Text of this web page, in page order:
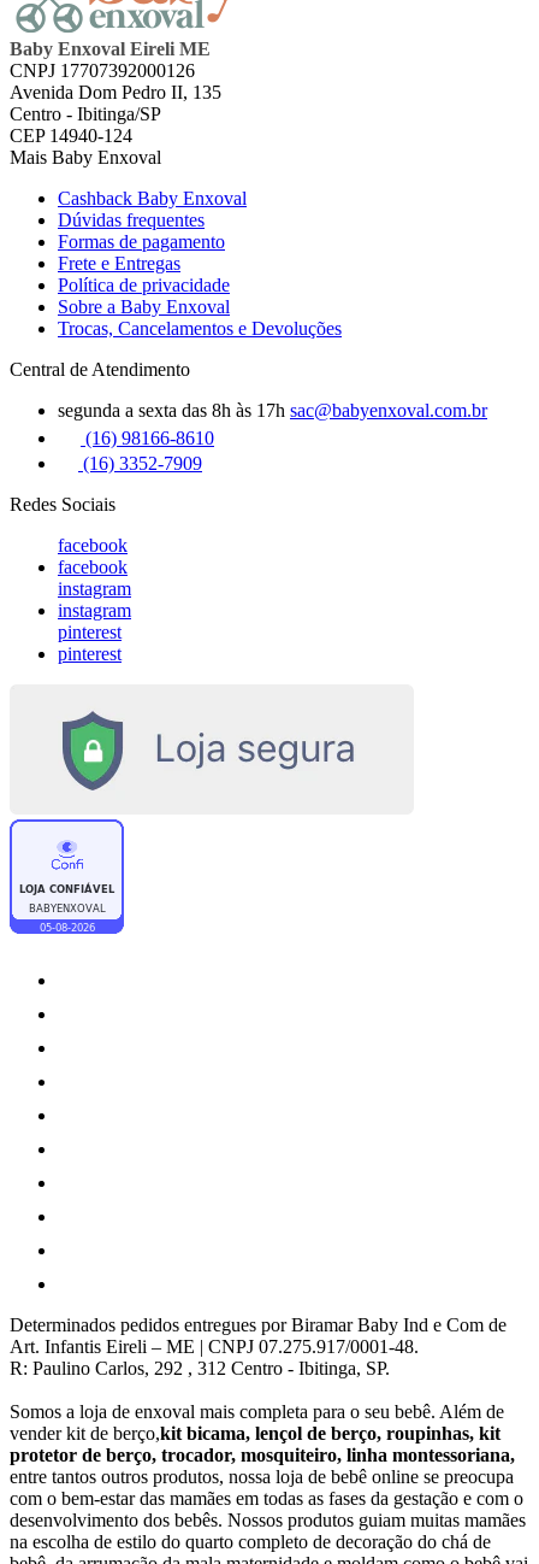
Baby Enxoval Eireli ME
CNPJ 17707392000126
Avenida Dom Pedro II, 135
Centro - Ibitinga/SP
CEP 14940-124
Mais Baby Enxoval
Cashback Baby Enxoval
Dúvidas frequentes
Formas de pagamento
Frete e Entregas
Política de privacidade
Sobre a Baby Enxoval
Trocas, Cancelamentos e Devoluções
Central de Atendimento
segunda a sexta das 8h às 17h sac@babyenxoval.com.br
(16) 98166-8610
(16) 3352-7909
Redes Sociais
facebook
facebook
instagram
instagram
pinterest
pinterest
Determinados pedidos entregues por Biramar Baby Ind e Com de
Art. Infantis Eireli – ME | CNPJ 07.275.917/0001-48.
R: Paulino Carlos, 292 , 312 Centro - Ibitinga, SP.
Somos a loja de enxoval mais completa para o seu bebê. Além de
vender kit de berço,kit bicama, lençol de berço, roupinhas, kit
protetor de berço, trocador, mosquiteiro, linha montessoriana,
entre tantos outros produtos, nossa loja de bebê online se preocupa
com o bem-estar das mamães em todas as fases da gestação e com o
desenvolvimento dos bebês. Nossos produtos guiam muitas mamães
na escolha de estilo do quarto completo de decoração do chá de